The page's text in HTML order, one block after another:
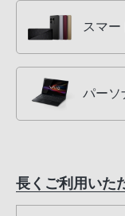
スマ
パーソ
長くご利用いた